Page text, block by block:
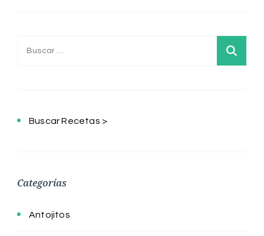
Buscar:
Buscar Recetas >
Categorías
Antojitos